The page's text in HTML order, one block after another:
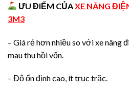
ƯU ĐIỂM CỦAXE NÂNG
3M3
– Giá rẻ hơn nhiều so với xe nâng
mau thu hồi vốn.
– Độ ổn định cao, ít trục trặc.